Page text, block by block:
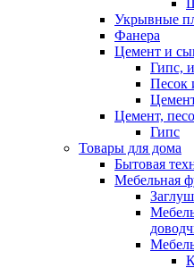
Укрывные
Фанера
Цемент и
Гипс,
Песок
Цемент,
Гипс
Товары для дома
Бытовая
Мебельная